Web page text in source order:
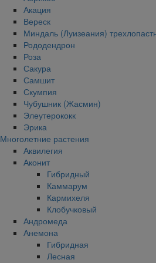
Акация
Вереск
Миндаль (Луизеания)
Рододендрон
Роза
Сакура
Самшит
Скумпия
Чубушник (Жасмин)
Элеутерококк
Эрика
Многолетние растения
Аквилегия
Аконит
Гибридный
Каммарум
Кармихеля
Клобучковый
Андромеда
Анемона
Гибридная
Лесная